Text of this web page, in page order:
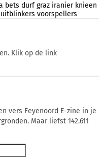
bets durf graz iranier knieen
uitblinkers voorspellers
Klik op de link
vers Feyenoord E-zine in je
Maar liefst 142.611